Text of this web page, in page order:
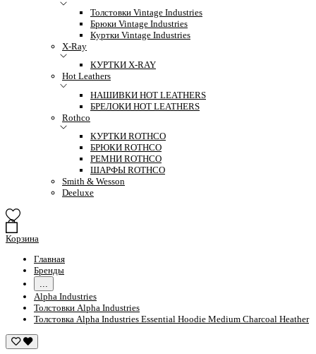
Толстовки Vintage Industries
Брюки Vintage Industries
Куртки Vintage Industries
X-Ray
КУРТКИ X-RAY
Hot Leathers
НАШИВКИ HOT LEATHERS
БРЕЛОКИ HOT LEATHERS
Rothco
КУРТКИ ROTHCO
БРЮКИ ROTHCO
РЕМНИ ROTHCO
ШАРФЫ ROTHCO
Smith & Wesson
Deeluxe
Корзина
Главная
Бренды
Alpha Industries
Толстовки Alpha Industries
Толстовка Alpha Industries Essential Hoodie Medium Charcoal Heather